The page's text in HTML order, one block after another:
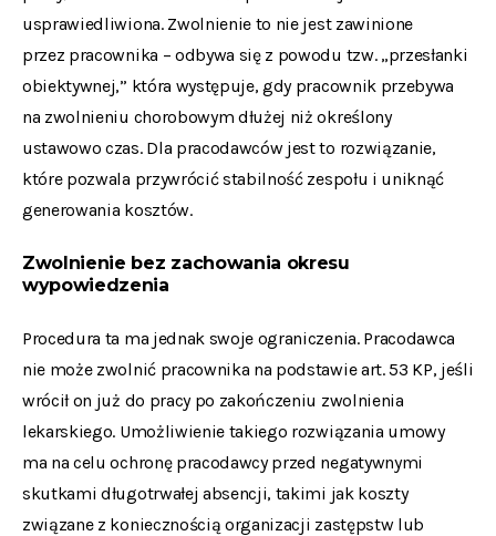
usprawiedliwiona. Zwolnienie to nie jest zawinione
przez pracownika – odbywa się z powodu tzw. „przesłanki
obiektywnej,” która występuje, gdy pracownik przebywa
na zwolnieniu chorobowym dłużej niż określony
ustawowo czas. Dla pracodawców jest to rozwiązanie,
które pozwala przywrócić stabilność zespołu i uniknąć
generowania kosztów.
Zwolnienie bez zachowania okresu
wypowiedzenia
Procedura ta ma jednak swoje ograniczenia. Pracodawca
nie może zwolnić pracownika na podstawie art. 53 KP, jeśli
wrócił on już do pracy po zakończeniu zwolnienia
lekarskiego. Umożliwienie takiego rozwiązania umowy
ma na celu ochronę pracodawcy przed negatywnymi
skutkami długotrwałej absencji, takimi jak koszty
związane z koniecznością organizacji zastępstw lub